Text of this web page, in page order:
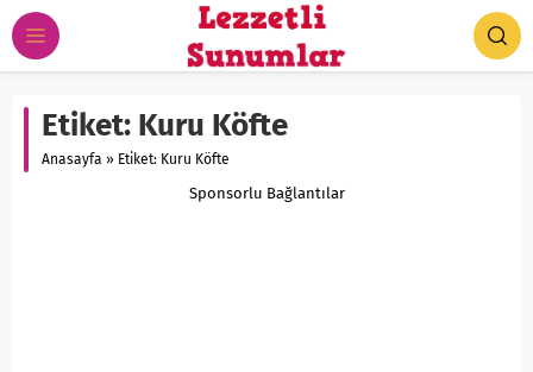
Etiket: Kuru Köfte
Anasayfa » Etiket: Kuru Köfte
Sponsorlu Bağlantılar